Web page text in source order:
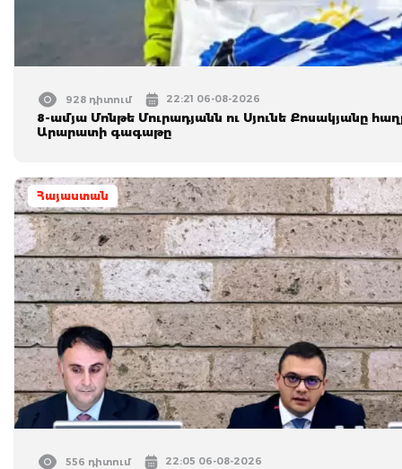
928 դիտում 22:21 06-08-2026
8-ամյա Մոնթե Մուրադյանն ու Սյունե Քոսակյանը
Արարատի գագաթը
Հայաստան
556 դիտում 22:05 06-08-2026